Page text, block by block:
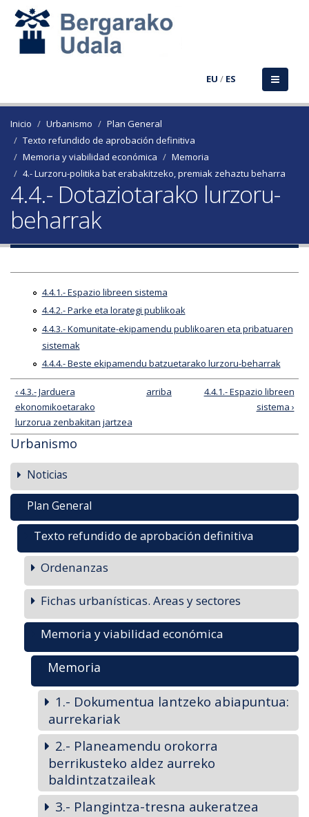
EU / ES
Inicio Urbanismo
Plan General
Texto refundido de aprobación definitiva
Memoria y viabilidad económica
Memoria
4.- Lurzoru-politika bat erabakitzeko, premiak zehaztu beharra
4.4.- Dotaziotarako lurzoru-
beharrak
4.4.1.- Espazio libreen sistema
4.4.2.- Parke eta lorategi publikoak
4.4.3.- Komunitate-ekipamendu publikoaren eta pribatuaren
sistemak
4.4.4.- Beste ekipamendu batzuetarako lurzoru-beharrak
‹ 4.3.- Jarduera
ekonomikoetarako
lurzorua zenbakitan jartzea
arriba
4.4.1.- Espazio libreen
sistema ›
Urbanismo
Noticias
Plan General
Texto refundido de aprobación definitiva
Ordenanzas
Fichas urbanísticas. Areas y sectores
Memoria y viabilidad económica
Memoria
1.- Dokumentua lantzeko abiapuntua:
aurrekariak
2.- Planeamendu orokorra
berrikusteko aldez aurreko
baldintzatzaileak
3.- Plangintza-tresna aukeratzea